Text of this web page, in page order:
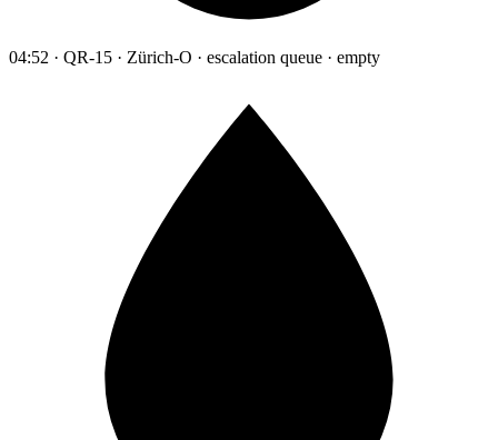
04:52 · QR-15 · Zürich-O · escalation queue · empty